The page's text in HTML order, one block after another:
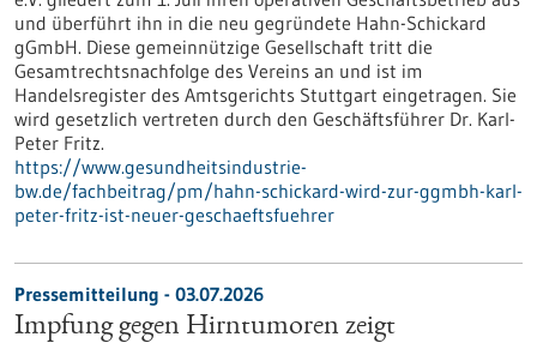
und überführt ihn in die neu gegründete Hahn-Schickard
gGmbH. Diese gemeinnützige Gesellschaft tritt die
Gesamtrechtsnachfolge des Vereins an und ist im
Handelsregister des Amtsgerichts Stuttgart eingetragen. Sie
wird gesetzlich vertreten durch den Geschäftsführer Dr. Karl-
Peter Fritz.
https://www.gesundheitsindustrie-
bw.de/fachbeitrag/pm/hahn-schickard-wird-zur-ggmbh-karl-
peter-fritz-ist-neuer-geschaeftsfuehrer
Pressemitteilung - 03.07.2026
Impfung gegen Hirntumoren zeigt